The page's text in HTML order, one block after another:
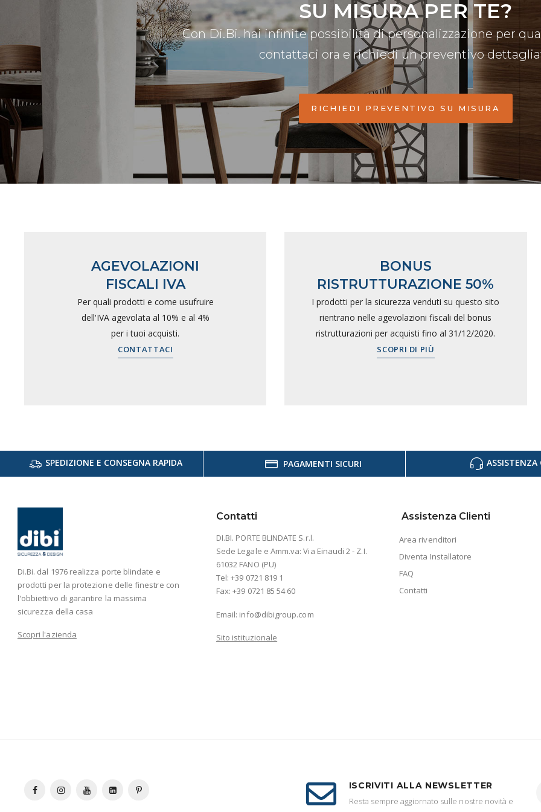
SU MISURA PER TE?
Con Di.Bi. hai infinite possibilità di personalizzazione per
contattaci ora e richiedi un preventivo
RICHIEDI PREVENTIVO SU MISURA
AGEVOLAZIONI
FISCALI IVA
Per quali prodotti e come usufruire
dell'IVA agevolata al 10% e al 4%
per i tuoi acquisti.
CONTATTACI
BONUS
RISTRUTTURAZIONE 50%
I prodotti per la sicurezza venduti su questo sito
rientrano nelle agevolazioni fiscali del bonus
ristrutturazioni per acquisti fino al 31/12/2020.
SCOPRI DI PIÙ
SPEDIZIONE E CONSEGNA RAPIDA PAGAMENTI SICURI ASSISTENZA
Di.Bi. dal 1976 realizza porte blindate e
prodotti per la protezione delle finestre con
l'obbiettivo di garantire la massima
sicurezza della casa
Scopri l'azienda
Contatti
DI.BI. PORTE BLINDATE S.r.l.
Sede Legale e Amm.va: Via Einaudi 2 - Z.I.
61032 FANO (PU)
Tel: +39 0721 819 1
Fax: +39 0721 85 54 60
Email: info@dibigroup.com
Sito istituzionale
Assistenza Clienti
Area rivenditori
Diventa Installatore
FAQ
Contatti
ISCRIVITI ALLA NEWSLETTER
Resta sempre aggiornato sulle nostre novità e